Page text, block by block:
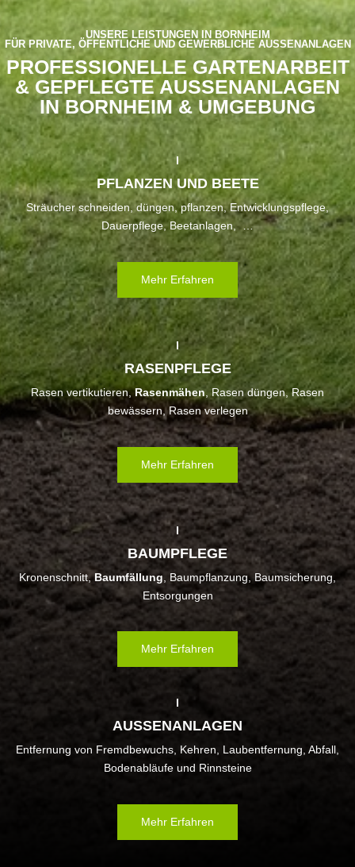
UNSERE LEISTUNGEN IN BORNHEIM
FÜR PRIVATE, ÖFFENTLICHE UND GEWERBLICHE AUSSENANLAGEN
PROFESSIO­NELLE GARTEN­ARBEIT
& GEPFLEGTE AUSSEN­ANLAGEN
IN BORNHEIM & UMGEBUNG
PFLANZEN UND BEETE
Sträucher schneiden, düngen, pflanzen, Entwicklungspflege,
Dauerpflege, Beetanlagen, …
Mehr Erfahren
RASENPFLEGE
Rasen vertikutieren,Rasenmähen, Rasen düngen, Rasen
bewässern, Rasen verlegen
Mehr Erfahren
BAUMPFLEGE
Kronenschnitt,Baumfällung , Baumpflanzung, Baumsicherung,
Entsorgungen
Mehr Erfahren
AUSSENANLAGEN
Entfernung von Fremdbewuchs, Kehren, Laubentfernung, Abfall,
Bodenabläufe und Rinnsteine
Mehr Erfahren